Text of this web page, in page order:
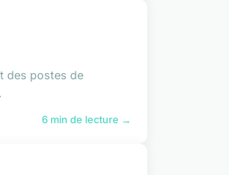
des postes de
6 min de lecture →